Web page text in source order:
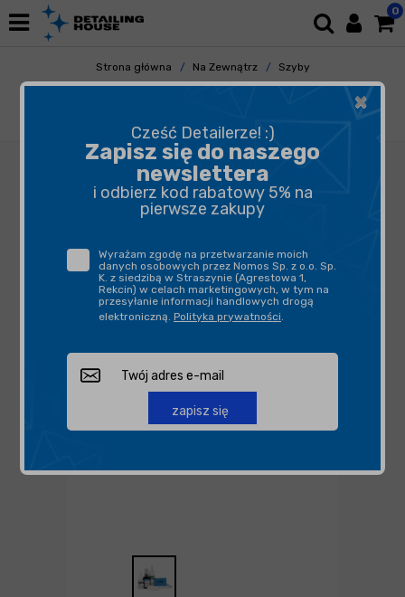
0
Strona główna Na Zewnątrz
Szyby
Niewidzialna Wycieraczka
×
Cześć Detailerze! :)
Zapisz się do naszego
newslettera
i odbierz kod rabatowy 5% na
pierwsze zakupy
Wyrażam zgodę na przetwarzanie moich
danych osobowych przez Nomos Sp. z o.o. Sp.
K. z siedzibą w Straszynie (Agrestowa 1,
Rekcin) w celach marketingowych, w tym na
przesyłanie informacji handlowych drogą
elektroniczną. Polityka prywatności.
zapisz się